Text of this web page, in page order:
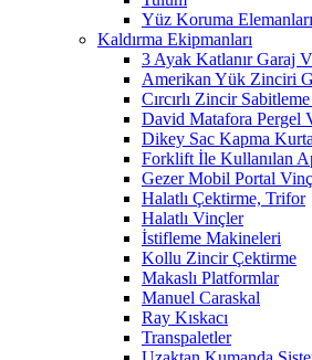
Yüz Koruma Elemanları
Kaldırma Ekipmanları
3 Ayak Katlanır Garaj
Amerikan Yük Zinciri
Cırcırlı Zincir
David Matafora Pergel
Dikey Sac Kapma
Forklift İle Kullanılan
Gezer Mobil Portal Vinç
Halatlı Çektirme, Trifor
Halatlı Vinçler
İstifleme Makineleri
Kollu Zincir Çektirme
Makaslı Platformlar
Manuel Caraskal
Ray Kıskacı
Transpaletler